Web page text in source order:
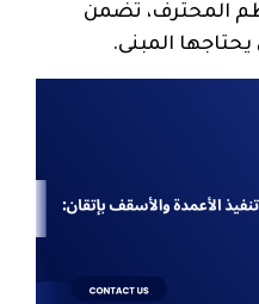
المحترف، تضمن
يحتاجها المبنى.